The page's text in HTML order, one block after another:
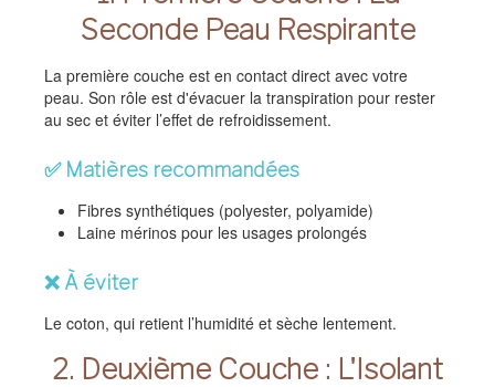
Seconde Peau Respirante
La première couche est en contact direct avec votre
peau. Son rôle est d'évacuer la transpiration pour rester
au sec et éviter l’effet de refroidissement.
✅ Matières recommandées
Fibres synthétiques (polyester, polyamide)
Laine mérinos pour les usages prolongés
❌ À éviter
Le coton, qui retient l’humidité et sèche lentement.
2. Deuxième Couche : L'Isolant